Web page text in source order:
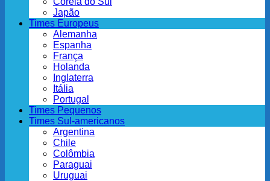
Japão
Times Europeus
Alemanha
Espanha
França
Holanda
Inglaterra
Itália
Portugal
Times Pequenos
Times Sul-americanos
Argentina
Chile
Colômbia
Paraguai
Uruguai